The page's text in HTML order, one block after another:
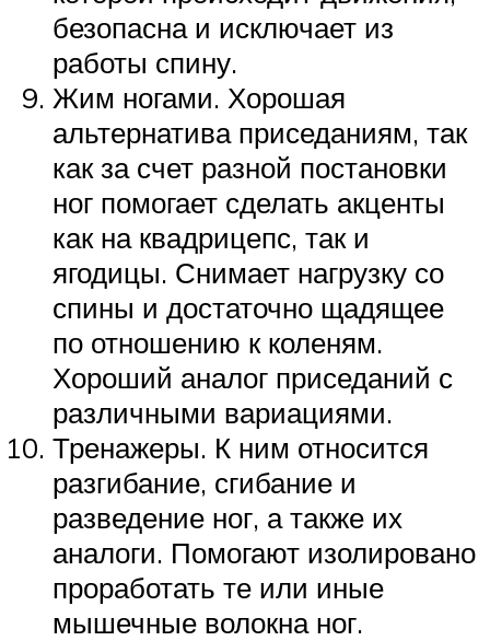
безопасна и исключает из
работы спину.
Жим ногами. Хорошая
альтернатива приседаниям, так
как за счет разной постановки
ног помогает сделать акценты
как на квадрицепс, так и
ягодицы. Снимает нагрузку со
спины и достаточно щадящее
по отношению к коленям.
Хороший аналог приседаний с
различными вариациями.
Тренажеры. К ним относится
разгибание, сгибание и
разведение ног, а также их
аналоги. Помогают изолировано
проработать те или иные
мышечные волокна ног.